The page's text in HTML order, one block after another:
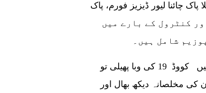
چائنا لیور ڈیزیز فورم، پاک
کووڈ 19 کی روک تھام اور کنٹرول کے بارے میں
مخلصانہ دیکھ بھال اور